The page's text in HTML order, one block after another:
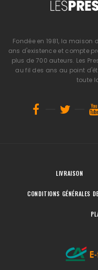
Fondée en 1981, la maison
ans d'existence et compte
plus de 700 auteurs. Les
au fil des ans au point
toute
LIVRAISON
CONDITIONS GÉNÉRALES